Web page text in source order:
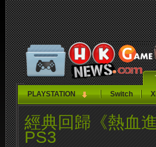
PLAYSTATION Switch
經典回歸《熱血
PS3